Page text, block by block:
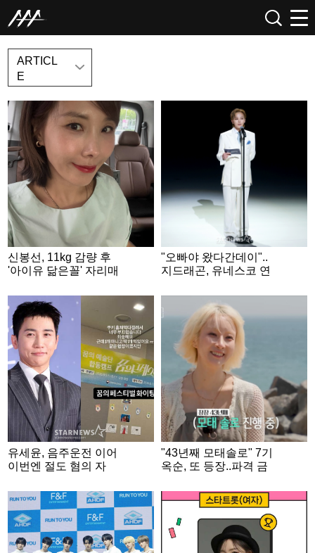
NEWS
ARTICL
E
신봉선, 11kg 감량 후
'아이유 닮은꼴' 자리매
"오빠야 왔다간데이"..
지드래곤, 유네스코 연
[스타이슈]
유세윤, 음주운전 이어
이번엔 절도 혐의 자
타이슈]
"43년째 모태솔로" 7기
옥순, 또 등장..파격 금
사계]